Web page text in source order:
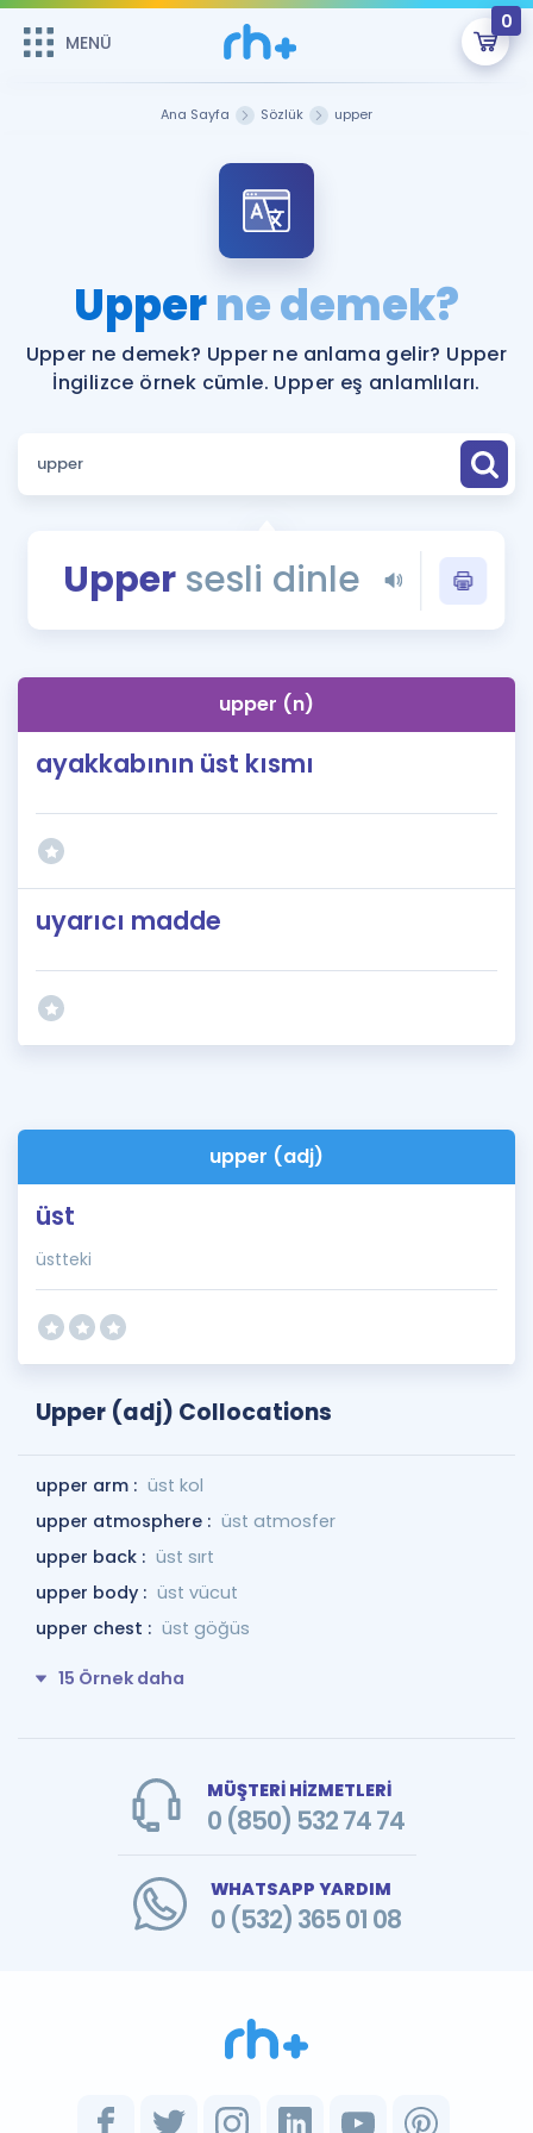
MENÜ
0
ÜYE DEĞİLİM
Sepetin Şu An Boş.
Remzi Hoca ile seni sınava hazırlayacak onlarca eğitim seni
bekliyor!
MENÜ
Katılımcı Görüşleri
Faydalı Araçlar
Sözlük
Rehberlik Aracı
Blog
İngilizce Gramer
Ana Sayfa Sözlük upper
Upperne demek?
Upper ne demek? Upper ne anlama gelir? Upper
İngilizce örnek cümle. Upper eş anlamlıları.
Upper sesli dinle
upper (n)
ayakkabının üst kısmı
uyarıcı madde
upper (adj)
üst
üstteki
Upper (adj) Collocations
upper arm : üst kol
upper atmosphere : üst atmosfer
upper back : üst sırt
upper body : üst vücut
upper chest : üst göğüs
15 Örnek daha
MÜŞTERİ HİZMETLERİ
0 (850) 532 74 74
WHATSAPP YARDIM
0 (532) 365 01 08